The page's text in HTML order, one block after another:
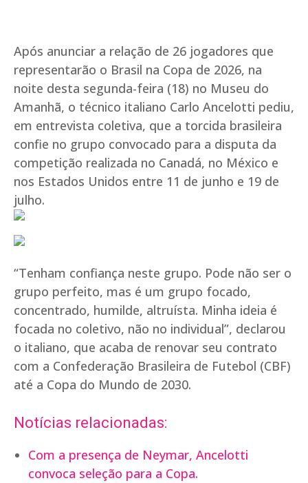
Após anunciar a relação de 26 jogadores que
representarão o Brasil na Copa de 2026, na
noite desta segunda-feira (18) no Museu do
Amanhã, o técnico italiano Carlo Ancelotti pediu,
em entrevista coletiva, que a torcida brasileira
confie no grupo convocado para a disputa da
competição realizada no Canadá, no México e
nos Estados Unidos entre 11 de junho e 19 de
julho.
“Tenham confiança neste grupo. Pode não ser o
grupo perfeito, mas é um grupo focado,
concentrado, humilde, altruísta. Minha ideia é
focada no coletivo, não no individual”, declarou
o italiano, que acaba de renovar seu contrato
com a Confederação Brasileira de Futebol (CBF)
até a Copa do Mundo de 2030.
Notícias relacionadas:
Com a presença de Neymar, Ancelotti
convoca seleção para a Copa.